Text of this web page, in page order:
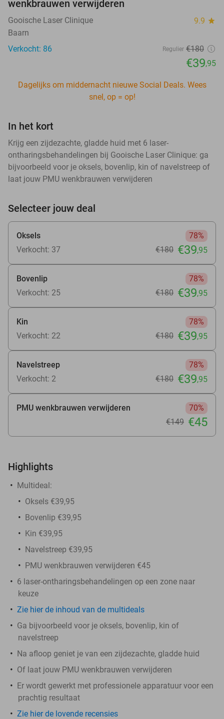
wenkbrauwen verwijderen
Gooische Laser Clinique 9.9 star
Baarn
Verkocht: 86
Regulier €180
€39,95
Dagelijks om middernacht nieuwe Social Deals. Wees
snel, op = op!
In het kort
Krijg een zijdezachte, gladde huid met 6 laser-
ontharingsbehandelingen bij Gooische Laser Clinique: ga
bijvoorbeeld voor je oksels, bovenlip, kin of navelstreep of
laat jouw PMU wenkbrauwen verwijderen
Selecteer jouw deal
Oksels
78%
Verkocht: 37
€180 €39,95
Bovenlip
78%
Verkocht: 25
€180 €39,95
Kin
78%
Verkocht: 22
€180 €39,95
Navelstreep
78%
Verkocht: 2
€180 €39,95
PMU wenkbrauwen verwijderen
70%
€149 €45
Highlights
Multideal:
Oksels €39,95
Bovenlip €39,95
Kin €39,95
Navelstreep €39,95
PMU wenkbrauwen verwijderen €45
6 laser-ontharingsbehandelingen op een zone naar
keuze
Zie hier de inhoud van de multideals
Ga bijvoorbeeld voor je oksels, bovenlip, kin of
navelstreep
Na afloop geniet je van een zijdezachte, gladde huid
Of laat jouw PMU wenkbrauwen verwijderen
Er wordt gewerkt met professionele apparatuur voor een
prachtig resultaat
Zie hier de lovende recensies